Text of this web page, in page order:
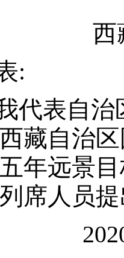
西
:
代表自
藏自治
年远景
席人员